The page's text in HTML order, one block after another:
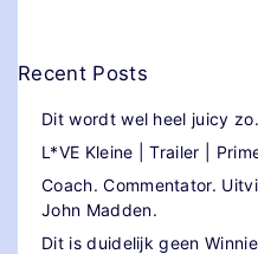
Recent Posts
Dit wordt wel heel juicy
L*VE Kleine | Trailer |
Coach. Commentator.
John Madden.
Dit is duidelijk geen